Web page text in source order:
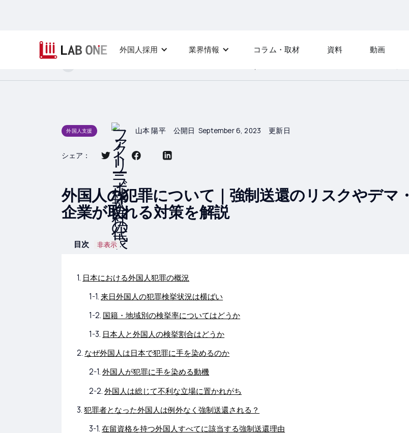
外国人採用 業界情報 コラム・取材 資料 動画
外国人支援 山本 陽平 公開日 September 6, 2023 更新日
シェア：
外国人の犯罪について｜強制送還のリスクやデマ・
企業が取れる対策を解説
目次 非表示
日本における外国人犯罪の概況
来日外国人の犯罪検挙状況は横ばい
国籍・地域別の検挙率についてはどうか
日本人と外国人の検挙割合はどうか
なぜ外国人は日本で犯罪に手を染めるのか
外国人が犯罪に手を染める動機
外国人は総じて不利な立場に置かれがち
犯罪者となった外国人は例外なく強制送還される？
在留資格を持つ外国人すべてに該当する強制送還理由